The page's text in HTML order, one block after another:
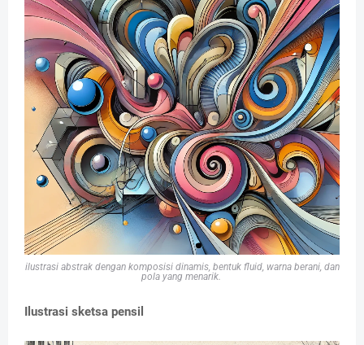
ilustrasi abstrak dengan komposisi dinamis, bentuk fluid, warna berani, dan
pola yang menarik.
Ilustrasi sketsa pensil